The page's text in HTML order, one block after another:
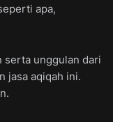
apa,
serta unggulan dari
jasa aqiqah ini.